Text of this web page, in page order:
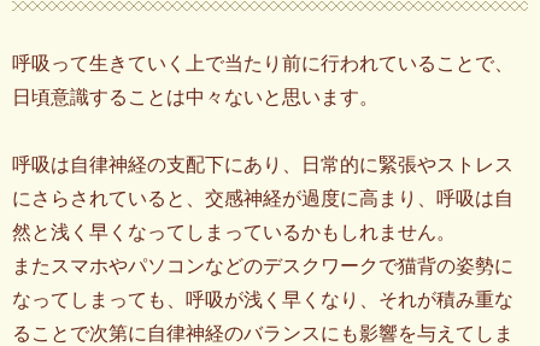
呼吸って生きていく上で当たり前に行われていることで、
日頃意識することは中々ないと思います。
呼吸は自律神経の支配下にあり、日常的に緊張やストレス
にさらされていると、交感神経が過度に高まり、呼吸は自
然と浅く早くなってしまっているかもしれません。
またスマホやパソコンなどのデスクワークで猫背の姿勢に
なってしまっても、呼吸が浅く早くなり、それが積み重な
ることで次第に自律神経のバランスにも影響を与えてしま